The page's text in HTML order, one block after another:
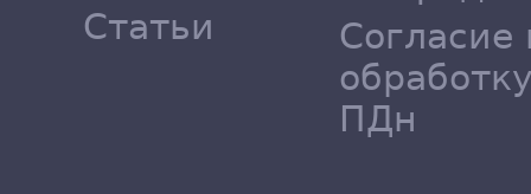
Статьи
Согласие
ПДн